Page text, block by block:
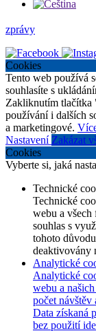
zprávy
Cookies
Tento web používá
souhlasíte s
Zakliknutím tlačítka
používání i dalších
a marketingové.
Nastavení Zakázat
Cookies
Vyberte si, jaká
Technické
Technické
webu a
souhlas s
tohoto
deaktivovány
Analytické
Analytické
webu a
počet návštěv
Data získaná
bez použití